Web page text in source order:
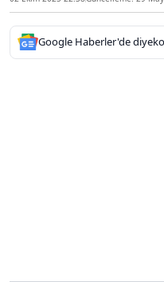
Google Haberler'de